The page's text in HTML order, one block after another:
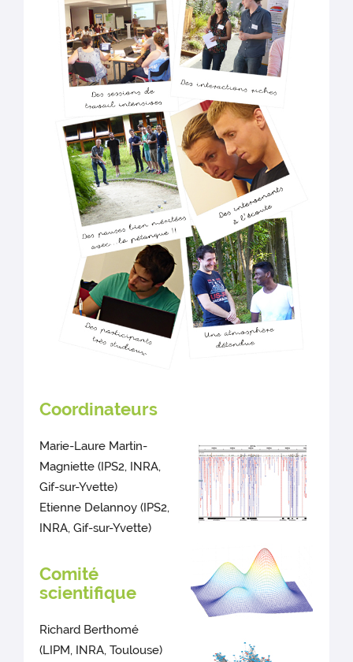
Coordinateurs
Marie-Laure Martin-
Magniette (IPS2, INRA,
Gif-sur-Yvette)
Etienne Delannoy (IPS2,
INRA, Gif-sur-Yvette)
Comité
scientifique
Richard Berthomé
(LIPM, INRA, Toulouse)